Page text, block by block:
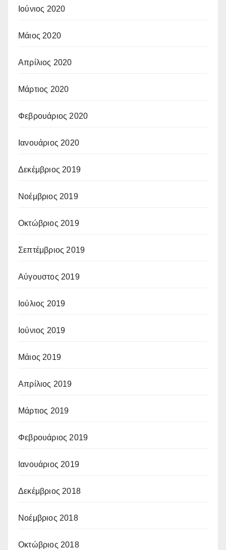
Ιούνιος 2020
Μάιος 2020
Απρίλιος 2020
Μάρτιος 2020
Φεβρουάριος 2020
Ιανουάριος 2020
Δεκέμβριος 2019
Νοέμβριος 2019
Οκτώβριος 2019
Σεπτέμβριος 2019
Αύγουστος 2019
Ιούλιος 2019
Ιούνιος 2019
Μάιος 2019
Απρίλιος 2019
Μάρτιος 2019
Φεβρουάριος 2019
Ιανουάριος 2019
Δεκέμβριος 2018
Νοέμβριος 2018
Οκτώβριος 2018